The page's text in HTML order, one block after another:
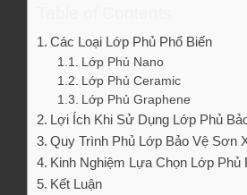
Các Loại Lớp Phủ Phổ Biến
Lớp Phủ Nano
Lớp Phủ Ceramic
Lớp Phủ Graphene
Lợi Ích Khi Sử Dụng Lớp Phủ
Quy Trình Phủ Lớp Bảo Vệ Sơn
Kinh Nghiệm Lựa Chọn Lớp
Kết Luận